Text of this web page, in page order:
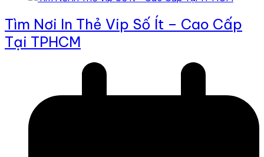
Tìm Nơi In Thẻ Vip Số Ít – Cao Cấp
Tại TPHCM